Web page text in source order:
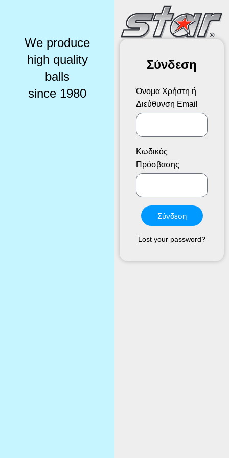
We produce
high quality
balls
since 1980
Σύνδεση
Όνομα Χρήστη ή
Διεύθυνση Email
Κωδικός
Πρόσβασης
Σύνδεση
Lost your password?